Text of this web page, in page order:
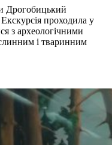
Дрогобицький
проходила у
з археологічними
і тваринним